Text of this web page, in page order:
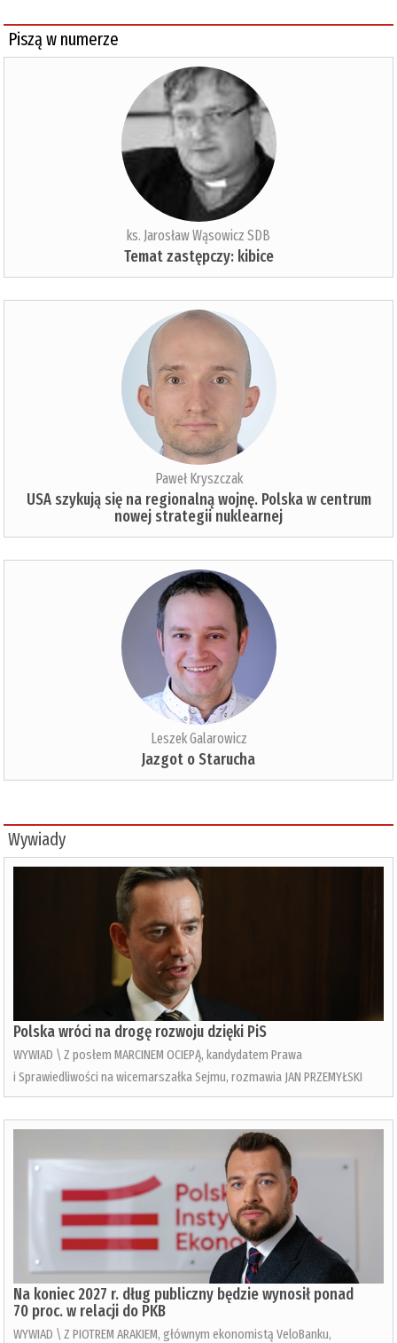
Piszą w numerze
ks. Jarosław Wąsowicz SDB
Temat zastępczy: kibice
Paweł Kryszczak
USA szykują się na regionalną wojnę. Polska w centrum
nowej strategii nuklearnej
Leszek Galarowicz
Jazgot o Starucha
Wywiady
Polska wróci na drogę rozwoju dzięki PiS
WYWIAD \ Z posłem MARCINEM OCIEPĄ, kandydatem Prawa
i Sprawiedliwości na wicemarszałka Sejmu, rozmawia JAN PRZEMYŁSKI
Na koniec 2027 r. dług publiczny będzie wynosił ponad
70 proc. w relacji do PKB
WYWIAD \ Z PIOTREM ARAKIEM, głównym ekonomistą VeloBanku,